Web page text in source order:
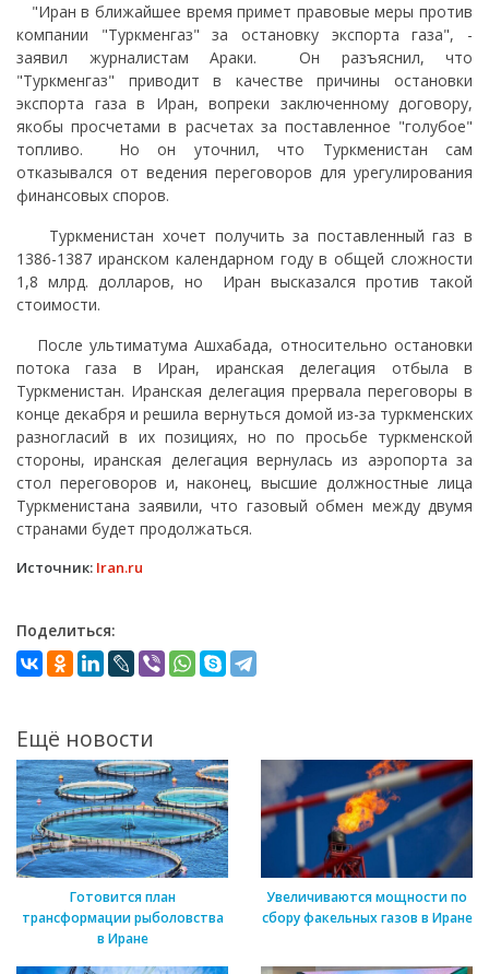
"Иран в ближайшее время примет правовые меры против
компании "Туркменгаз" за остановку экспорта газа", -
заявил журналистам Араки. Он разъяснил, что
"Туркменгаз" приводит в качестве причины остановки
экспорта газа в Иран, вопреки заключенному договору,
якобы просчетами в расчетах за поставленное "голубое"
топливо. Но он уточнил, что Туркменистан сам
отказывался от ведения переговоров для урегулирования
финансовых споров.
Туркменистан хочет получить за поставленный газ в
1386-1387 иранском календарном году в общей сложности
1,8 млрд. долларов, но Иран высказался против такой
стоимости.
После ультиматума Ашхабада, относительно остановки
потока газа в Иран, иранская делегация отбыла в
Туркменистан. Иранская делегация прервала переговоры в
конце декабря и решила вернуться домой из-за туркменских
разногласий в их позициях, но по просьбе туркменской
стороны, иранская делегация вернулась из аэропорта за
стол переговоров и, наконец, высшие должностные лица
Туркменистана заявили, что газовый обмен между двумя
странами будет продолжаться.
Источник: Iran.ru
Поделиться:
Ещё новости
Готовится план
трансформации рыболовства
в Иране
Увеличиваются мощности по
сбору факельных газов в Иране